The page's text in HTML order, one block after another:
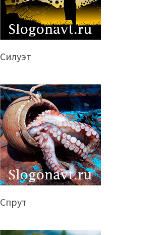
Силуэт
Спрут